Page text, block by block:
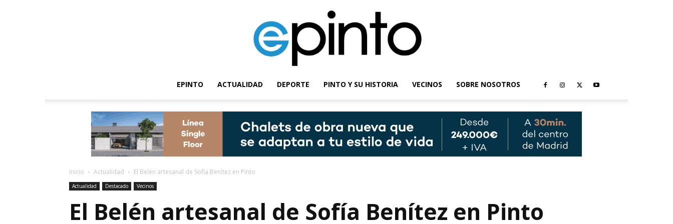
EPINTO ACTUALIDAD DEPORTE PINTO Y SU HISTORIA VECINOS SOBRE NOSOTROS
Inicio Actualidad El Belén artesanal de Sofía Benítez en Pinto
Actualidad Destacado Vecinos
El Belén artesanal de Sofía Benítez en Pinto